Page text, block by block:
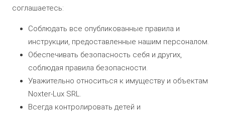
соглашаетесь:
Соблюдать все опубликованные правила и
инструкции, предоставленные нашим персоналом.
Обеспечивать безопасность себя и других,
соблюдая правила безопасности.
Уважительно относиться к имуществу и объектам
Noxter-Lux SRL.
Всегда контролировать детей и